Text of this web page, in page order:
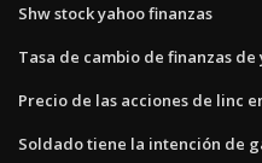
Shw stock yahoo finanzas
Tasa de cambio de finanzas de
Precio de las acciones de linc
Soldado tiene la intención de